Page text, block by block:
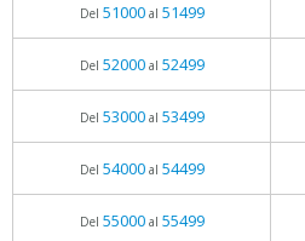
Del 51000al 51499
Del 52000al 52499
Del 53000al 53499
Del 54000al 54499
Del 55000al 55499